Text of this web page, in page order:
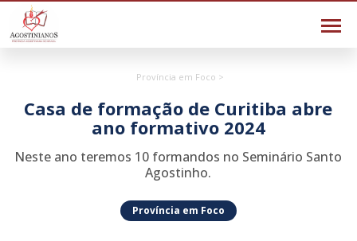
Província em Foco >
Casa de formação de Curitiba abre
ano formativo 2024
Neste ano teremos 10 formandos no Seminário Santo
Agostinho.
Província em Foco